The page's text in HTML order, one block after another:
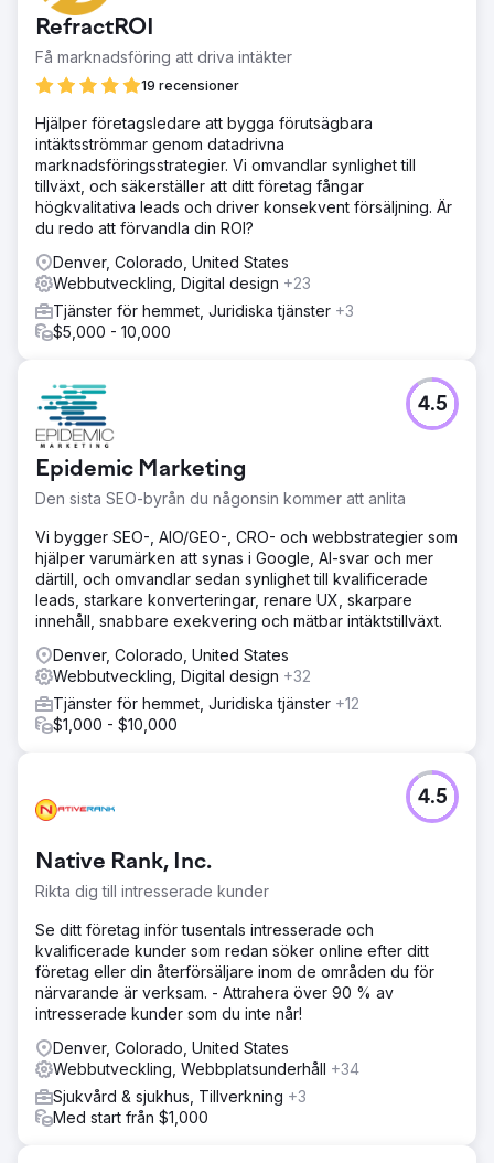
Profile. Inga bakåtlänkar, recensioner eller
varumärkesigenkänning. De gick in på en
konkurrensutsatt lokal servicemarknad där etablerade
aktörer hade många års förtroendesignaler och synlighet
för kartpaket. Att börja från grunden innebar att alla
konkurrenter hade ett försprång, och kunden behövde
snabba resultat för att generera intäkter. Kärnproblemet:
ingen kunde hitta dem, och algoritmen hade ingen
anledning att lita på dem ännu.
Lösning
Vi byggde deras lokala SEO-grund från grunden. Det
innebar att helt optimera deras Google Business-profil
med rätt kategorier, serviceområden och en
sökordsanpassad beskrivning, plus en
recensionsgenereringsprocess från dag ett. Varje
servicesida byggdes kring ett lokalt sökord med hög
i titlar, rubriker och text. Vi säkrade citeringskonsekvens i
viktiga kataloger och strukturerade varje sida för att
konvertera besökare till leads.
Resultat
Med början från noll nådde den här klienten topp 3 i
Google Maps inom sitt målområde och placerade sig
sökintention. De uppnådde detta utan tidigare
domänauktoritet, ingen recensionshistorik och ingen
befintlig webbnärvaro, och byggde därmed en hållbar
lokal SEO-grund som var tillräckligt stark för att växa
vidare.
Gå till byråsida
RefractROI
Få marknadsföring att driva intäkter
19 recensioner
Hjälper företagsledare att bygga förutsägbara
intäktsströmmar genom datadrivna
marknadsföringsstrategier. Vi omvandlar synlighet till
tillväxt, och säkerställer att ditt företag fångar
högkvalitativa leads och driver konsekvent försäljning. Är
du redo att förvandla din ROI?
Denver, Colorado, United States
Webbutveckling, Digital design +23
Tjänster för hemmet, Juridiska tjänster +3
$5,000 - 10,000
Epidemic Marketing
Den sista SEO-byrån du någonsin kommer att anlita
4.5
Vi bygger SEO-, AIO/GEO-, CRO- och webbstrategier som
hjälper varumärken att synas i Google, AI-svar och mer
därtill, och omvandlar sedan synlighet till kvalificerade
leads, starkare konverteringar, renare UX, skarpare
innehåll, snabbare exekvering och mätbar intäktstillväxt.
Denver, Colorado, United States
Webbutveckling, Digital design +32
Tjänster för hemmet, Juridiska tjänster +12
$1,000 - $10,000
Native Rank, Inc.
Rikta dig till intresserade kunder
4.5
Se ditt företag inför tusentals intresserade och
kvalificerade kunder som redan söker online efter ditt
företag eller din återförsäljare inom de områden du för
närvarande är verksam. - Attrahera över 90 % av
intresserade kunder som du inte når!
Denver, Colorado, United States
Webbutveckling, Webbplatsunderhåll +34
Sjukvård & sjukhus, Tillverkning +3
Med start från $1,000